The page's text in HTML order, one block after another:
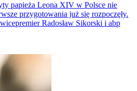
papieża Leona XIV w Polsce nie
przygotowania już się rozpoczęły.
Radosław Sikorski i abp